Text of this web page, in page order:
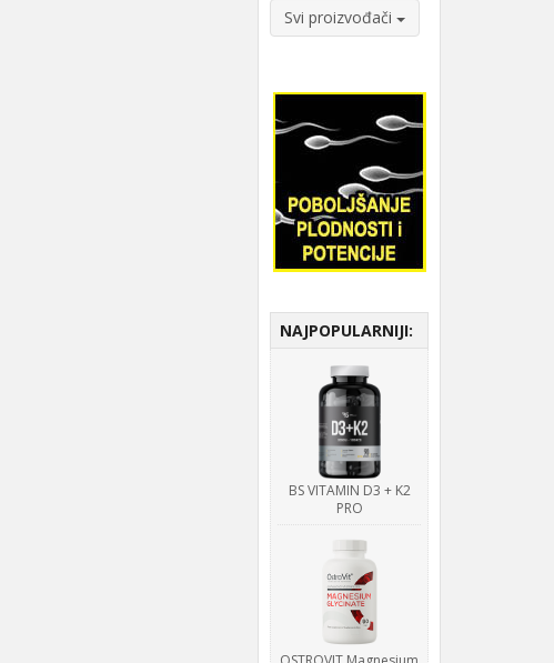
Svi proizvođači
NAJPOPULARNIJI:
BS VITAMIN D3 + K2
PRO